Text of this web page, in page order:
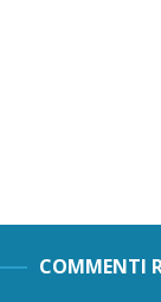
COMMENTI